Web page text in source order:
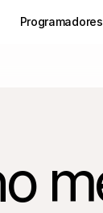
Programadores